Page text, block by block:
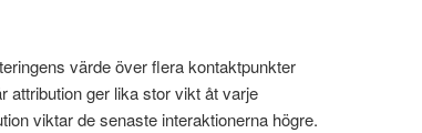
värde över flera kontaktpunkter
attribution ger lika stor vikt åt varje
viktar de senaste interaktionerna högre.